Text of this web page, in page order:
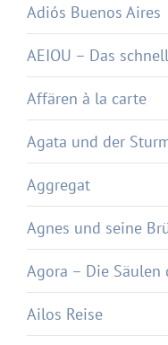
Adiós Buenos Aires
AEIOU – Das
Affären à la carte
Agata und der
Aggregat
Agnes und seine
Agora – Die Säulen
Ailos Reise